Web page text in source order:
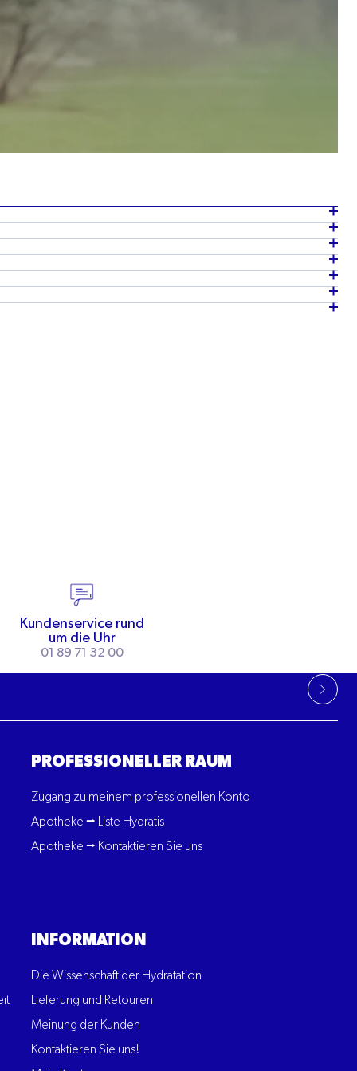
Kundenservice rund
um die Uhr
01 89 71 32 00
PROFESSIONELLER RAUM
Zugang zu meinem professionellen Konto
Apotheke ⭢ Liste Hydratis
Apotheke ⭢ Kontaktieren Sie uns
INFORMATION
Die Wissenschaft der Hydratation
Lieferung und Retouren
Meinung der Kunden
Kontaktieren Sie uns!